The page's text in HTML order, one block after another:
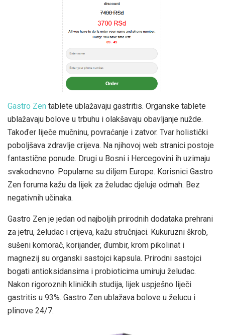
Gastro Zen tablete ublažavaju gastritis. Organske tablete
ublažavaju bolove u trbuhu i olakšavaju obavljanje nužde.
Također liječe mučninu, povraćanje i zatvor. Tvar holistički
poboljšava zdravlje crijeva. Na njihovoj web stranici postoje
fantastične ponude. Drugi u Bosni i Hercegovini ih uzimaju
svakodnevno. Popularne su diljem Europe. Korisnici Gastro
Zen foruma kažu da lijek za želudac djeluje odmah. Bez
negativnih učinaka.
Gastro Zen je jedan od najboljih prirodnih dodataka prehrani
za jetru, želudac i crijeva, kažu stručnjaci. Kukuruzni škrob,
sušeni komorač, korijander, đumbir, krom pikolinat i
magnezij su organski sastojci kapsula. Prirodni sastojci
bogati antioksidansima i probioticima umiruju želudac.
Nakon rigoroznih kliničkih studija, lijek uspješno liječi
gastritis u 93%. Gastro Zen ublažava bolove u želucu i
plinove 24/7.